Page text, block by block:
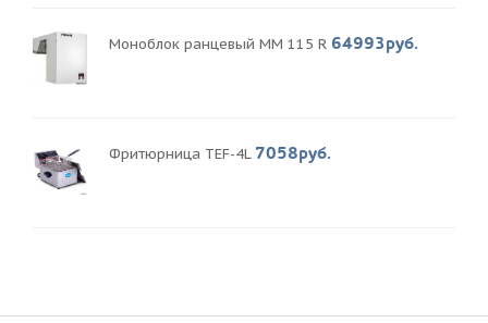
Моноблок ранцевый MM 115 R 64993руб.
Фритюрница TEF-4L 7058руб.